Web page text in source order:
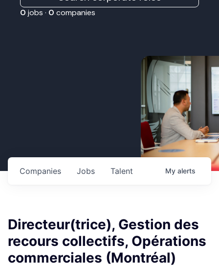
0 jobs · 0 companies
Jobs
Companies Talent My alerts
Directeur(trice), Gestion des
recours collectifs, Opérations
commerciales (Montréal)